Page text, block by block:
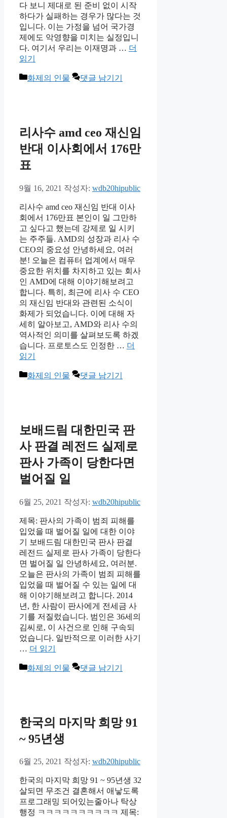
다 보니 제대로 된 준비 없이 시작
하다가 실패하는 경우가 많다는 것
입니다. 이는 가정을 넘어 국가경
제에도 악영향을 미치는 실정입니
다. 여기서 우리는 이재명과 … 더
읽기
카
화제의 인물 댓글 남기기
리사수 amd ceo 재신임
반대 이사회에서 176만
표
9월 16, 2021 작성자: wdb20hipublic
리사수 amd ceo 재신임 반대 이사
회에서 176만표 본인이 일 그만하
고 싶다고 했는데 강제로 일 시키
는 주주들. AMD의 성장과 리사 수
CEO의 중요성 안녕하세요, 여러
분! 오늘은 컴퓨터 업계에서 매우
중요한 위치를 차지하고 있는 회사
인 AMD에 대해 이야기해보려고
합니다. 특히, 최근에 리사 수 CEO
의 재신임 반대와 관련된 소식이
화제가 되었습니다. 이에 대해 자
세히 알아보고, AMD와 리사 수의
역사적인 의미를 살펴보도록 하겠
습니다. 프로토스도 인정한 … 더
읽기
카
화제의 인물 댓글 남기기
보배드림 대한민국 판
사 판결 레전드 실제로
판사 가족이 당한다면
벌어질 일
6월 25, 2021 작성자: wdb20hipublic
제목: 판사의 가족이 범죄 피해를
입었을 때 벌어질 일에 대한 이야
기 보배드림 대한민국 판사 판결
레전드 실제로 판사 가족이 당한다
면 벌어질 일 안녕하세요, 여러분.
오늘은 판사의 가족이 범죄 피해를
입었을 때 벌어질 수 있는 일에 대
해 이야기해보려고 합니다. 2014
년, 한 사람이 판사에게 전세금 사
기를 저질렀습니다. 범인은 36세의
김씨로, 이 사건으로 인해 구속되
었습니다. 일반적으로 이러한 사기
… 더 읽기
카
화제의 인물 댓글 남기기
한국의 마지막 희망 91
~ 95년생
6월 25, 2021 작성자: wdb20hipublic
한국의 마지막 희망 91 ~ 95년생 32
살되면 무조건 결혼해서 애낳도록
프로그래밍 되어있는줄아나 탁상
행정 ㅋㅋㅋㅋㅋㅋㅋㅋㅋㅋ 제목: